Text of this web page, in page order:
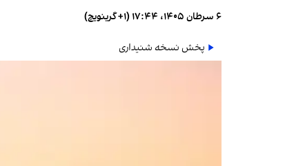
۶ سرطان ۱۴۰۵، ۱۷:۴۴ (‎+۱ گرینویچ)
پخش نسخه شنیداری